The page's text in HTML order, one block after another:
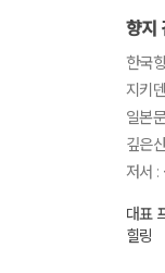
향지
한국
지키
일본
깊은
저서 :
대표
힐링